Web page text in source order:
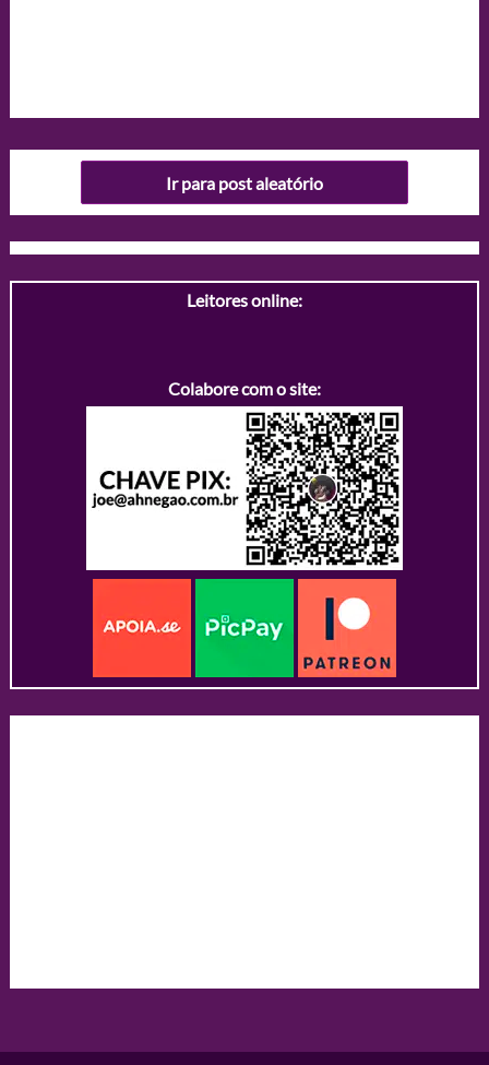
Ir para post aleatório
Leitores online:
Colabore com o site: